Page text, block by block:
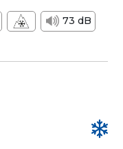
73 dB